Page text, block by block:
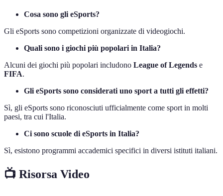
Cosa sono gli eSports?
Gli eSports sono competizioni organizzate di videogiochi.
Quali sono i giochi più popolari in Italia?
Alcuni dei giochi più popolari includono League of Legends e
FIFA.
Gli eSports sono considerati uno sport a tutti gli effetti?
Sì, gli eSports sono riconosciuti ufficialmente come sport in molti
paesi, tra cui l'Italia.
Ci sono scuole di eSports in Italia?
Sì, esistono programmi accademici specifici in diversi istituti italiani.
📺 Risorsa Video